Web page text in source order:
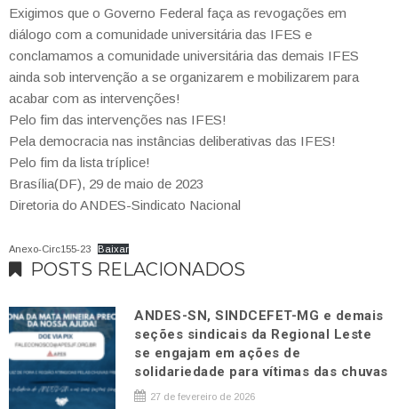
Exigimos que o Governo Federal faça as revogações em
diálogo com a comunidade universitária das IFES e
conclamamos a comunidade universitária das demais IFES
ainda sob intervenção a se organizarem e mobilizarem para
acabar com as intervenções!
Pelo fim das intervenções nas IFES!
Pela democracia nas instâncias deliberativas das IFES!
Pelo fim da lista tríplice!
Brasília(DF), 29 de maio de 2023
Diretoria do ANDES-Sindicato Nacional
Anexo-Circ155-23 Baixar
POSTS RELACIONADOS
ANDES-SN, SINDCEFET-MG e demais
seções sindicais da Regional Leste
se engajam em ações de
solidariedade para vítimas das chuvas
27 de fevereiro de 2026